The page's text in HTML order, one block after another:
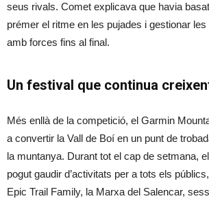
seus rivals. Comet explicava que havia
prémer el ritme en les pujades i gestionar
amb forces fins al final.
Un festival que continua
Més enllà de la competició, el Garmin
a convertir la Vall de Boí en un punt de
la muntanya. Durant tot el cap de setmana,
pogut gaudir d’activitats per a tots els
Epic Trail Family, la Marxa del Salencar,